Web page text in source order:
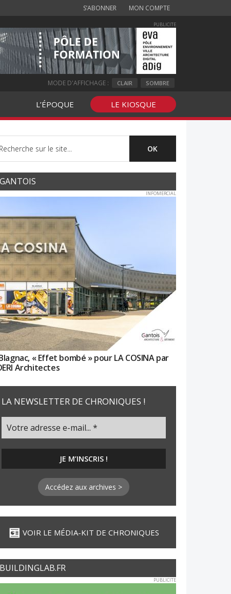
S’ABONNER MON COMPTE
PUBLICITE
MODE D'AFFICHAGE : CLAIR SOMBRE
L’ÉPOQUE LE KIOSQUE
GANTOIS
INFOMERCIAL
« Effet bombé » pour LA COSINA par
Architectes
LA NEWSLETTER DE CHRONIQUES !
Accédez aux archives >
VOIR LE MÉDIA-KIT DE CHRONIQUES
BUILDINGLAB.FR
PUBLICITE